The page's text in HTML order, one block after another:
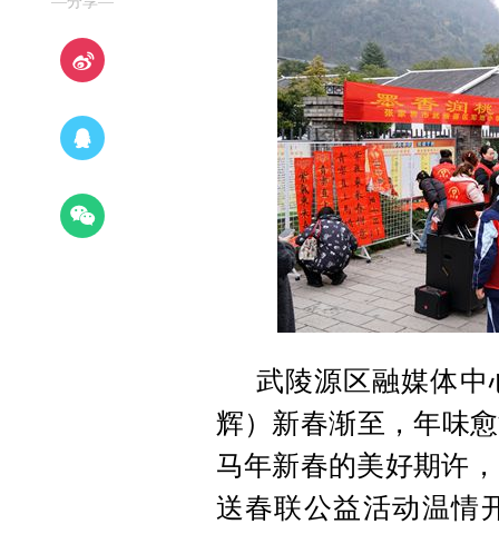
武陵源区融媒体中
辉）新春渐至，年味
马年新春的美好期许
送春联公益活动温情